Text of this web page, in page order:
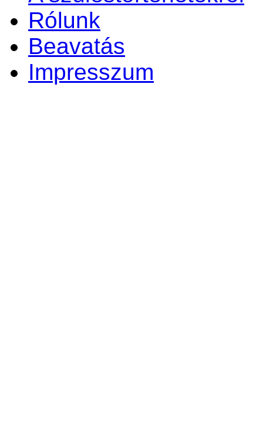
Rólunk
Beavatás
Impresszum